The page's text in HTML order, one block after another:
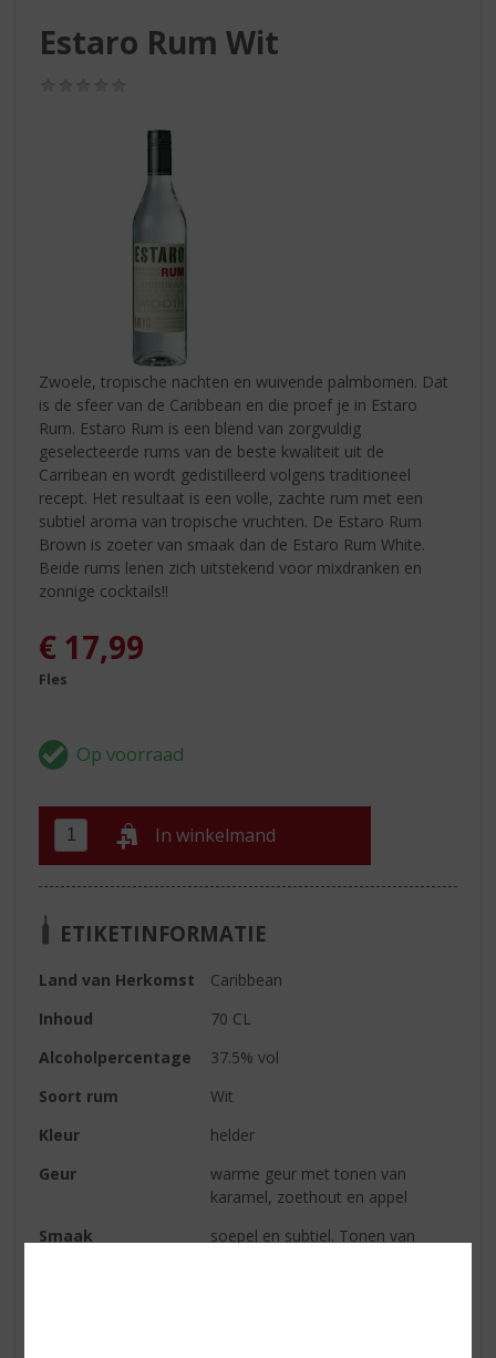
Estaro Rum Wit
Zwoele, tropische nachten en wuivende palmbomen. Dat
is de sfeer van de Caribbean en die proef je in Estaro
Rum. Estaro Rum is een blend van zorgvuldig
geselecteerde rums van de beste kwaliteit uit de
Carribean en wordt gedistilleerd volgens traditioneel
recept. Het resultaat is een volle, zachte rum met een
subtiel aroma van tropische vruchten. De Estaro Rum
Brown is zoeter van smaak dan de Estaro Rum White.
Beide rums lenen zich uitstekend voor mixdranken en
zonnige cocktails!!
€ 17,99
Fles
In winkelmand
ETIKETINFORMATIE
Land van Herkomst
Caribbean
Inhoud
70 CL
Alcoholpercentage
37.5% vol
Soort rum
Wit
Kleur
helder
Geur
warme geur met tonen van
karamel, zoethout en appel
Smaak
soepel en subtiel. Tonen van